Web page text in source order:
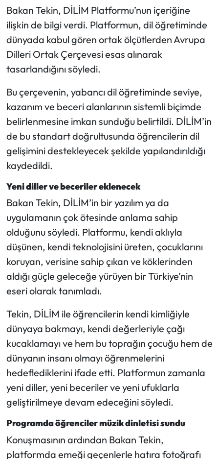
Bakan Tekin, DİLİM Platformu’nun içeriğine
ilişkin de bilgi verdi. Platformun, dil öğretiminde
dünyada kabul gören ortak ölçütlerden Avrupa
Dilleri Ortak Çerçevesi esas alınarak
tasarlandığını söyledi.
Bu çerçevenin, yabancı dil öğretiminde seviye,
kazanım ve beceri alanlarının sistemli biçimde
belirlenmesine imkan sunduğu belirtildi. DİLİM’in
de bu standart doğrultusunda öğrencilerin dil
gelişimini destekleyecek şekilde yapılandırıldığı
kaydedildi.
Yeni diller ve beceriler eklenecek
Bakan Tekin, DİLİM’in bir yazılım ya da
uygulamanın çok ötesinde anlama sahip
olduğunu söyledi. Platformu, kendi aklıyla
düşünen, kendi teknolojisini üreten, çocuklarını
koruyan, verisine sahip çıkan ve köklerinden
aldığı güçle geleceğe yürüyen bir Türkiye’nin
eseri olarak tanımladı.
Tekin, DİLİM ile öğrencilerin kendi kimliğiyle
dünyaya bakmayı, kendi değerleriyle çağı
kucaklamayı ve hem bu toprağın çocuğu hem de
dünyanın insanı olmayı öğrenmelerini
hedeflediklerini ifade etti. Platformun zamanla
yeni diller, yeni beceriler ve yeni ufuklarla
geliştirilmeye devam edeceğini söyledi.
Programda öğrenciler müzik dinletisi sundu
Konuşmasının ardından Bakan Tekin,
platformda emeği geçenlerle hatıra fotoğrafı